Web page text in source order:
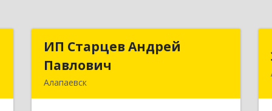
ИП Старцев Андрей
Павлович
Алапаевск
ИП Старцев Андрей